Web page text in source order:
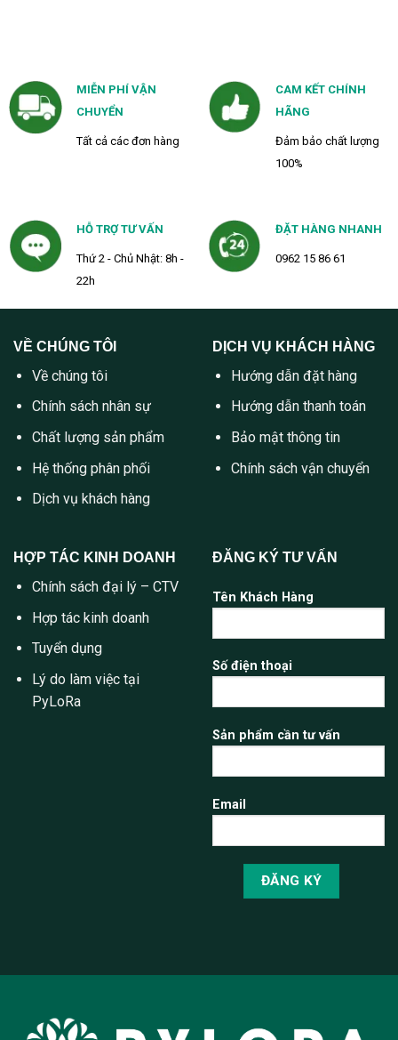
MIỄN PHÍ VẬN
CHUYỂN
Tất cả các đơn hàng
CAM KẾT CHÍNH
HÃNG
Đảm bảo chất lượng
100%
HỖ TRỢ TƯ VẤN
Thứ 2 - Chủ Nhật: 8h -
22h
ĐẶT HÀNG NHANH
0962 15 86 61
VỀ CHÚNG TÔI
Về chúng tôi
Chính sách nhân sự
Chất lượng sản phẩm
Hệ thống phân phối
Dịch vụ khách hàng
DỊCH VỤ KHÁCH HÀNG
Hướng dẫn đặt hàng
Hướng dẫn thanh toán
Bảo mật thông tin
Chính sách vận chuyển
HỢP TÁC KINH DOANH
Chính sách đại lý – CTV
Hợp tác kinh doanh
Tuyển dụng
Lý do làm việc tại
PyLoRa
ĐĂNG KÝ TƯ VẤN
Tên Khách Hàng
Số điện thoại
Sản phẩm cần tư vấn
Email